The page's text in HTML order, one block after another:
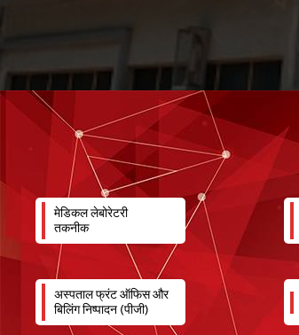
मेडिकल लेबोरेटरी
तकनीक
अस्पताल फ्रंट ऑफिस और
बिलिंग निष्पादन (पीजी)